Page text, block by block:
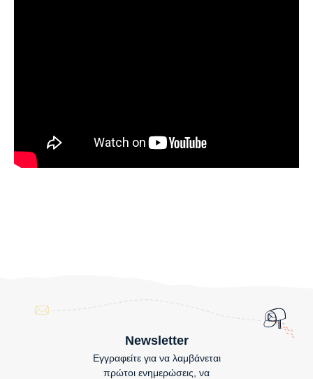
Newsletter
Εγγραφείτε για να λαμβάνεται
πρώτοι ενημερώσεις, να